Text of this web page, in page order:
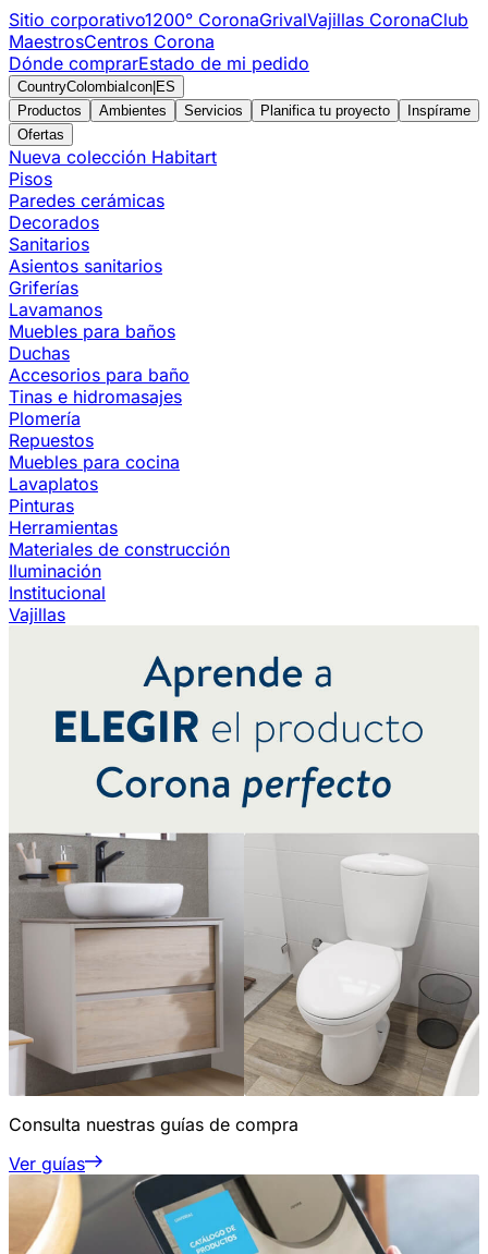
Sitio corporativo1200° CoronaGrivalVajillas CoronaClub
MaestrosCentros Corona
Dónde comprarEstado de mi pedido
CountryColombiaIcon ES
Productos
Ambientes Servicios Planifica tu proyecto
Inspírame
Ofertas
Nueva colección Habitart
Pisos
Paredes cerámicas
Decorados
Sanitarios
Asientos sanitarios
Griferías
Lavamanos
Muebles para baños
Duchas
Accesorios para baño
Tinas e hidromasajes
Plomería
Repuestos
Muebles para cocina
Lavaplatos
Pinturas
Herramientas
Materiales de construcción
Iluminación
Institucional
Vajillas
Consulta nuestras guías de compra
Ver guías